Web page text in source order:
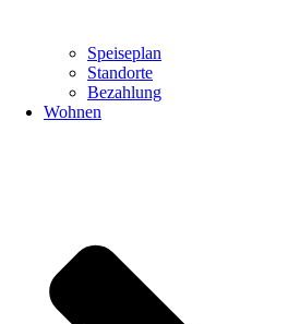
Speiseplan
Standorte
Bezahlung
Wohnen